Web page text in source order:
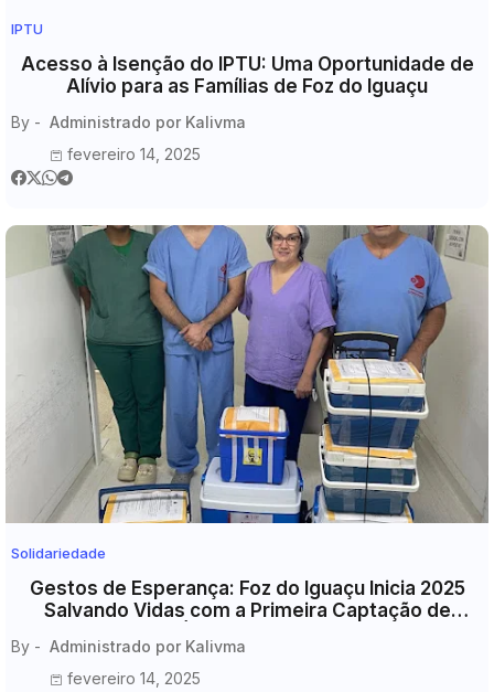
IPTU
Acesso à Isenção do IPTU: Uma Oportunidade de
Alívio para as Famílias de Foz do Iguaçu
By - Administrado por Kalivma
fevereiro 14, 2025
Solidariedade
Gestos de Esperança: Foz do Iguaçu Inicia 2025
Salvando Vidas com a Primeira Captação de
By - Administrado por Kalivma
fevereiro 14, 2025